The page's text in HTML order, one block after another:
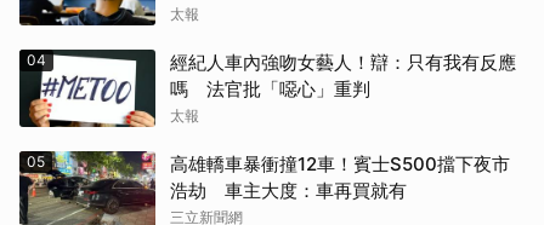
太報
04
經紀人車內強吻女藝人！辯：只有我有反應
嗎 法官批「噁心」重判
太報
05
高雄轎車暴衝撞12車！賓士S500擋下夜市
浩劫 車主大度：車再買就有
三立新聞網